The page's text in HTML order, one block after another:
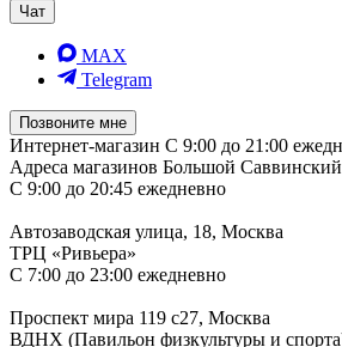
Чат
MAX
Telegram
Позвоните мне
Интернет-магазин С 9:00 до 21:00
Адреса магазинов Большой
С 9:00 до 20:45 ежедневно
Автозаводская улица, 18, Москва
ТРЦ «Ривьера»
С 7:00 до 23:00 ежедневно
Проспект мира 119 с27, Москва
ВДНХ (Павильон физкультуры и